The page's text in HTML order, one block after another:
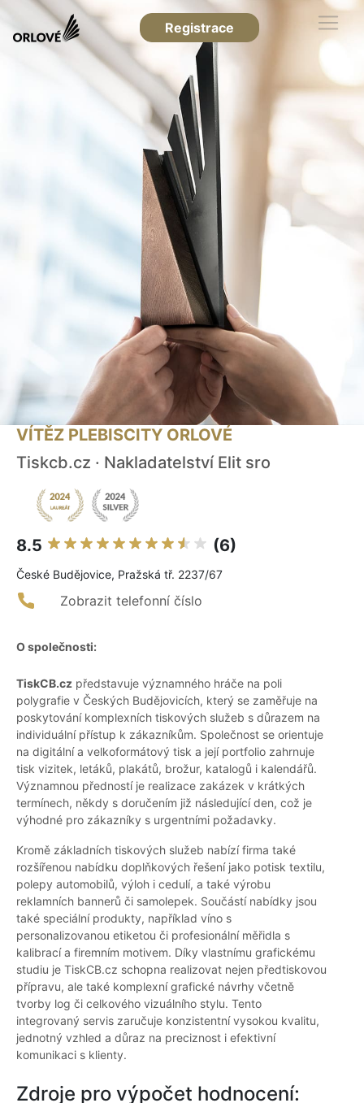
Registrace
VÍTĚZ PLEBISCITY ORLOVÉ
Tiskcb.cz · Nakladatelství Elit sro
8.5 (6)
České Budějovice, Pražská tř. 2237/67
Zobrazit telefonní číslo
O společnosti:
TiskCB.cz představuje významného hráče na poli
polygrafie v Českých Budějovicích, který se zaměřuje na
poskytování komplexních tiskových služeb s důrazem na
individuální přístup k zákazníkům. Společnost se orientuje
na digitální a velkoformátový tisk a její portfolio zahrnuje
tisk vizitek, letáků, plakátů, brožur, katalogů i kalendářů.
Významnou předností je realizace zakázek v krátkých
termínech, někdy s doručením již následující den, což je
výhodné pro zákazníky s urgentními požadavky.
Kromě základních tiskových služeb nabízí firma také
rozšířenou nabídku doplňkových řešení jako potisk textilu,
polepy automobilů, výloh i cedulí, a také výrobu
reklamních bannerů či samolepek. Součástí nabídky jsou
také speciální produkty, například víno s
personalizovanou etiketou či profesionální měřidla s
kalibrací a firemním motivem. Díky vlastnímu grafickému
studiu je TiskCB.cz schopna realizovat nejen předtiskovou
přípravu, ale také komplexní grafické návrhy včetně
tvorby log či celkového vizuálního stylu. Tento
integrovaný servis zaručuje konzistentní vysokou kvalitu,
jednotný vzhled a důraz na preciznost i efektivní
komunikaci s klienty.
Zdroje pro výpočet hodnocení: